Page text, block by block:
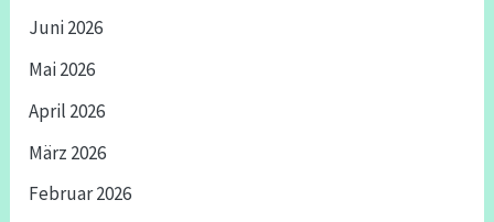
Juni 2026
Mai 2026
April 2026
März 2026
Februar 2026